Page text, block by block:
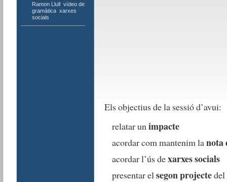
Ramon Llull
vídeo de
gramàtica, xarxes
socials
Els objectius de la sessió d’avui:
relatar unimpacte
acordar com mantenim lanota
acordar l’ús dexarxes socials
presentar el segon projectedel